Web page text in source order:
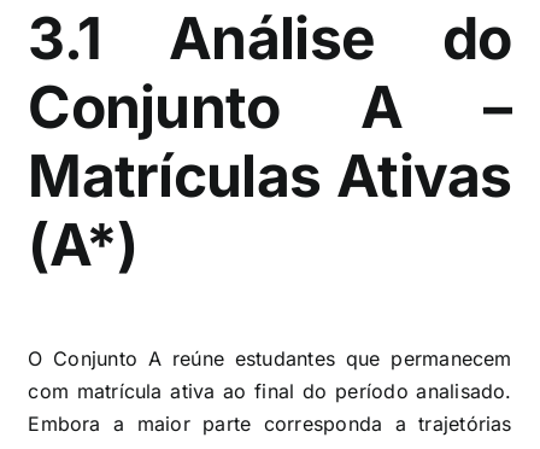
3.1 Análise do
Conjunto A –
Matrículas Ativas
(A*)
O Conjunto A reúne estudantes que permanecem
com matrícula ativa ao final do período analisado.
Embora a maior parte corresponda a trajetórias